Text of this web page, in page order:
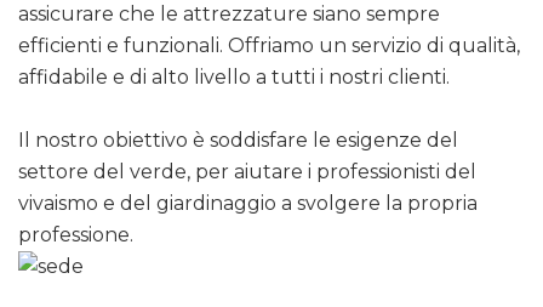
assicurare che le attrezzature siano sempre
efficienti e funzionali. Offriamo un servizio di qualità,
affidabile e di alto livello a tutti i nostri clienti.
Il nostro obiettivo è soddisfare le esigenze del
settore del verde, per aiutare i professionisti del
vivaismo e del giardinaggio a svolgere la propria
professione.